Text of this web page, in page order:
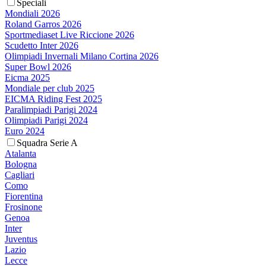
Speciali
Mondiali 2026
Roland Garros 2026
Sportmediaset Live Riccione 2026
Scudetto Inter 2026
Olimpiadi Invernali Milano Cortina 2026
Super Bowl 2026
Eicma 2025
Mondiale per club 2025
EICMA Riding Fest 2025
Paralimpiadi Parigi 2024
Olimpiadi Parigi 2024
Euro 2024
Squadra Serie A
Atalanta
Bologna
Cagliari
Como
Fiorentina
Frosinone
Genoa
Inter
Juventus
Lazio
Lecce